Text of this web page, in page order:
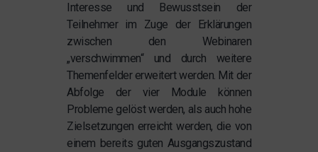
Interesse und Bewusstsein der
Teilnehmer im Zuge der Erklärungen
zwischen den Webinaren
„verschwimmen“ und durch weitere
Themenfelder erweitert werden. Mit der
Abfolge der vier Module können
Probleme gelöst werden, als auch hohe
Zielsetzungen erreicht werden, die von
einem bereits guten Ausgangszustand